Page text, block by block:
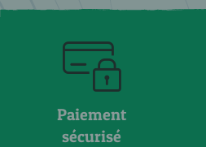
Paiement
sécurisé